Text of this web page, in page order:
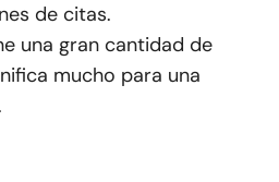
de citas.
una gran cantidad de
mucho para una